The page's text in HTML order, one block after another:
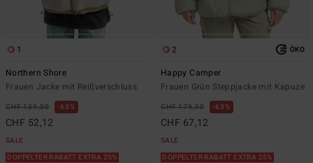
1
Northern Shore
Frauen Jacke mit Reißverschluss
CHF 139,00 63%
CHF 52,12
SALE
DOPPELTER RABATT EXTRA 25%
2 ÖKO
Happy Camper
Frauen Grün Steppjacke mit Kapuze
CHF 179,00 63%
CHF 67,12
SALE
DOPPELTER RABATT EXTRA 25%